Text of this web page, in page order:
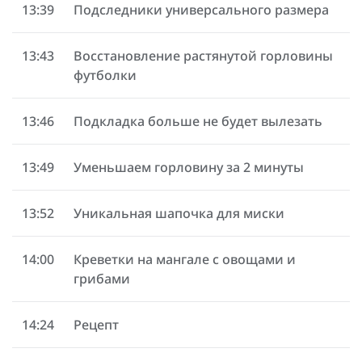
13:39 Подследники универсального размера
13:43
Восстановление растянутой горловины
футболки
13:46 Подкладка больше не будет вылезать
13:49 Уменьшаем горловину за 2 минуты
13:52 Уникальная шапочка для миски
14:00
Креветки на мангале с овощами и
грибами
14:24 Рецепт